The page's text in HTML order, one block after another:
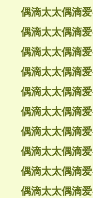
偶滴太太偶滴
偶滴太太偶滴
偶滴太太偶滴
偶滴太太偶滴
偶滴太太偶滴
偶滴太太偶滴
偶滴太太偶滴
偶滴太太偶滴
偶滴太太偶滴
偶滴太太偶滴